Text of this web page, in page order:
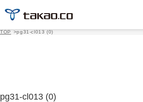
TOP >pg31-cl013 (0)
pg31-cl013 (0)